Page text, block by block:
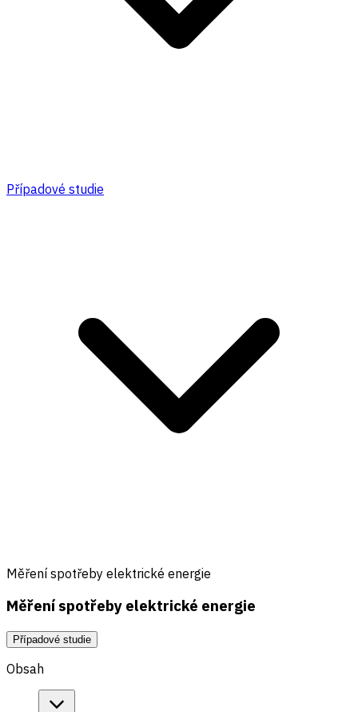
Případové studie
Měření spotřeby elektrické energie
Měření spotřeby elektrické energie
Případové studie
Obsah